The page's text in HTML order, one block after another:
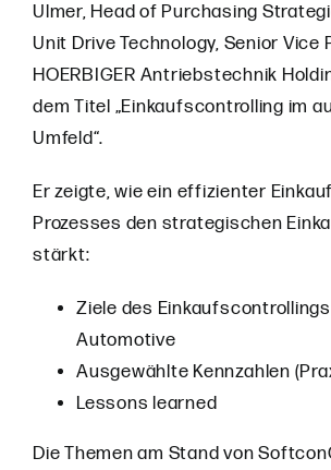
Ulmer, Head of Purchasing
Unit Drive Technology, Senior Vice
HOERBIGER Antriebstechnik
dem Titel „Einkaufscontrolling im
Umfeld“.
Er zeigte, wie ein effizienter
Prozesses den strategischen
stärkt:
Ziele des
Automotive
Ausgewählte Kennzahlen
Lessons learned
Die Themen am Stand von